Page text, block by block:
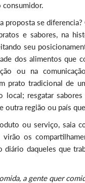
consumidor.
proposta se
e sabores, na
seu
dos alimentos que
ou na
prato tradicional de
resgatar
região ou país
ou serviço, saia
os
daqueles que
a gente quer